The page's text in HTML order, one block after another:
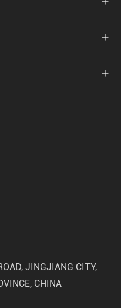


JINGJIANG CITY,
CHINA